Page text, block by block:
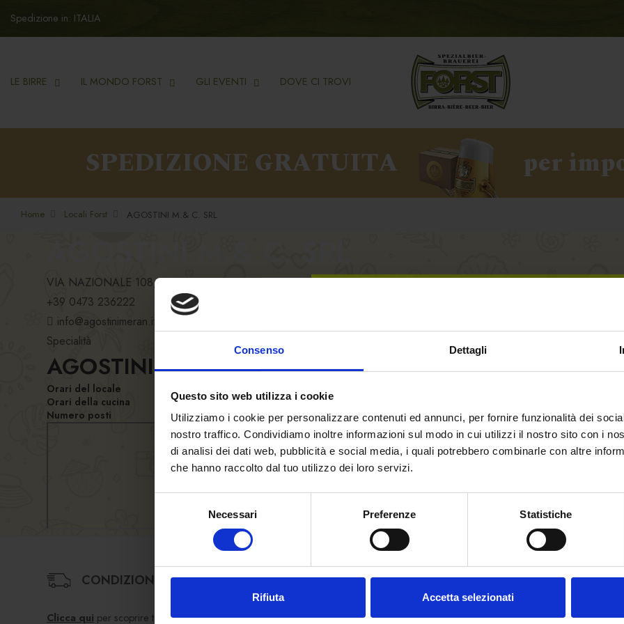
Benvenuto su forst.it Hai
compiuto 18 anni?
Consenso Dettagli
Questo sito web utilizza i cookie
Utilizziamo i cookie per personalizzare contenuti ed annunci, per fornire funzionalità dei
nostro traffico. Condividiamo inoltre informazioni sul modo in cui utilizzi il nostro sito con i
di analisi dei dati web, pubblicità e social media, i quali potrebbero combinarle con altre
che hanno raccolto dal tuo utilizzo dei loro servizi.
Necessari Preferenze Statistiche
Rifiuta Accetta selezionati
Spedizione in: ITALIA
LE BIRRE IL MONDO FORST GLI EVENTI DOVE CI TROVI
SPEDIZIONE GRATUITA per
Home Locali Forst AGOSTINI M.& C. SRL
VIA NAZIONALE 108, 39012, MERANO - SINIGO, BZ
+39 0473 236222
info@agostinimeran.it
Specialità
AGOSTINI M.& C. SRL
Orari del locale
Orari della cucina
Numero posti
CONDIZIONI DI VENDITA
Clicca qui per scoprire termini e condizioni
HAI BISOGNO DI AIUTO?
Contattacioppure chiamaci dal lunedì al